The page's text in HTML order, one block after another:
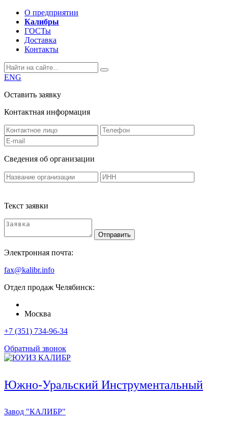
О предприятии
Калибры
ГОСТы
Доставка
Контакты
ENG
Оставить заявку
Контактная информация
Сведения об организации
Текст заявки
Отправить
Электронная почта:
fax@kalibr.info
Отдел продаж Челябинск:
Москва
+7 (351) 734-96-34
Обратный звонок
Южно-Уральский Инструментальный
Завод "КАЛИБР"